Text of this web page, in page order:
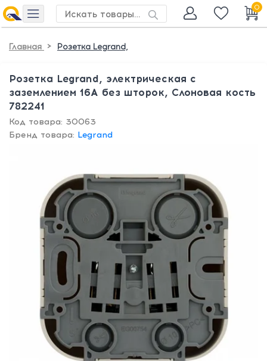
0
Главная > Розетка Legrand,
Розетка Legrand, электрическая с
заземлением 16А без шторок, Слоновая кость
782241
Код товара: 30063
Бренд товара: Legrand